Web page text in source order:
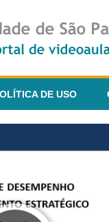
DE USO